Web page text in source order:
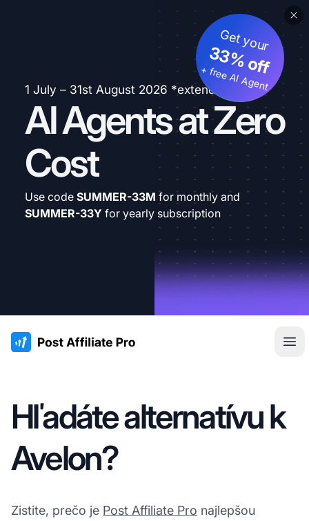
1 July – 31st August 2026 *extended
AI Agents at Zero
Cost
Get your
33% off
+ free AI Agent
Use code SUMMER-33M for monthly and
SUMMER-33Y for yearly subscription
:site.title
Hľadáte alternatívu k
Avelon?
Zistite, prečo je Post Affiliate Pro najlepšou